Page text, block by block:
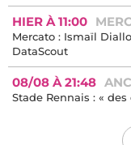
HIER À 11:00
Mercato : Ismaïl
DataScout
08/08 À 21:48
Stade Rennais : «